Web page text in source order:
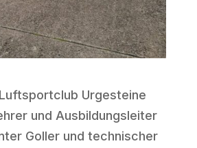
Urgesteine
und Ausbildungsleiter
Goller und technischer